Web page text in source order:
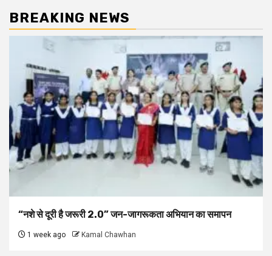
BREAKING NEWS
“नशे से दूरी है जरूरी 2.0” जन-जागरूकता अभियान का समापन
1 week ago Kamal Chawhan